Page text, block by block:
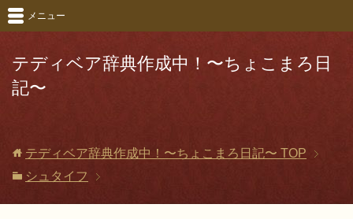
テディベア辞典作成中！〜ちょこまろ日
記〜
メニュー
テディベア辞典作成中！〜ちょこまろ日記〜 TOP
シュタイフ